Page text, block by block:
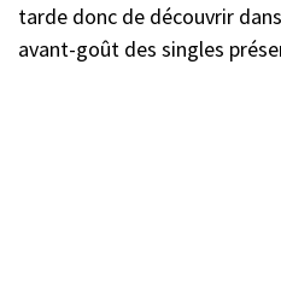
tarde donc de découvrir
avant-goût des singles